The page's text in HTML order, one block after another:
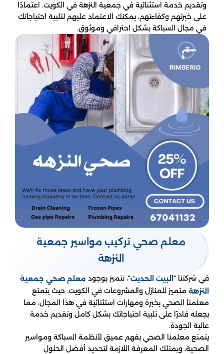
وتقديم خدمة استثنائية في جمعية النزهة في الكويت. اعتمادًا
على خبرتهم وكفاءتهم، يمكنك الاعتماد عليهم لتلبية احتياجاتك
في مجال السباكة بشكل احترافي وموثوق.
معلم صحي تركيب مواسير جمعية
النزهة
في شركتنا “ البيت الحديث“، نتميز بوجود معلم صحي جمعية
النزهة متميز للمنازل والمشروعات في الكويت. حيث يتمتع
معلمنا الصحي بخبرة ومهارات استثنائية في هذا المجال، مما
يجعله قادرًا على تلبية احتياجاتك بشكل كامل وتقديم خدمة
عالية الجودة.
يتمتع معلمنا الصحي بفهم عميق لأنظمة السباكة ومواسير
الصحية، ويمتلك المعرفة اللازمة لتحديد أفضل الحلول